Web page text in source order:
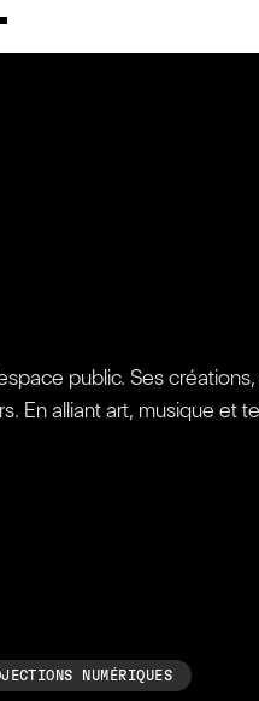
public. Ses
En alliant art, musique et
NUMÉRIQUES